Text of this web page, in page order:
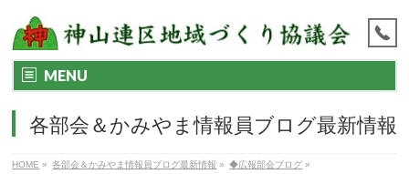
MENU
各部会＆かみやま情報員ブログ最新情報
HOME » 各部会＆かみやま情報員ブログ最新情報 » ◆広報部会ブログ »